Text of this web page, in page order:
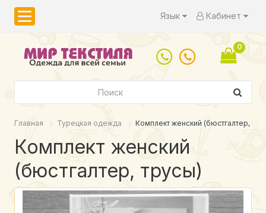
Язык Кабинет
0
Главная Турецкая одежда Комплект женский (бюстгалтер,
Комплект женский
(бюстгалтер, трусы)